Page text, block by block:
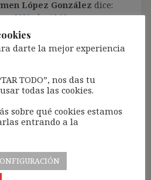
López González dice:
2020 a las 12:03
enhorabuena por su
esta cuestión tan
a los pequeños
Nos alegran la
IES Alonso de Madrigal de
darte la mejor experiencia
TODO”, nos das tu
todas las cookies.
sobre qué cookies estamos
entrando a la